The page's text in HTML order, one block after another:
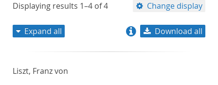
Displaying results 1–4 of4 Change display
Expand all Download all
Liszt, Franz von